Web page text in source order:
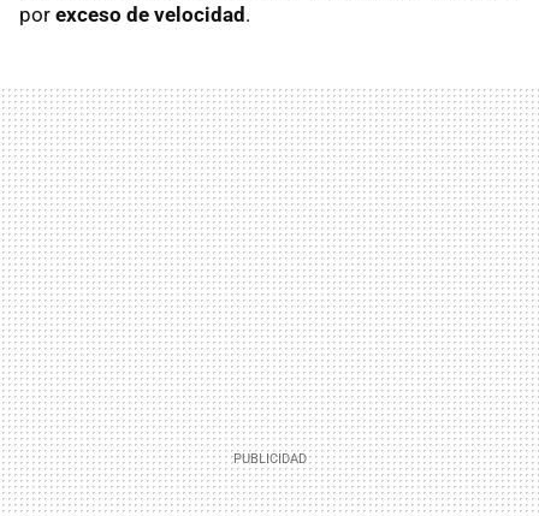
por exceso de velocidad .